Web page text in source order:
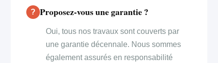
Proposez-vous une garantie ?
Oui, tous nos travaux sont couverts par
une garantie décennale. Nous sommes
également assurés en responsabilité